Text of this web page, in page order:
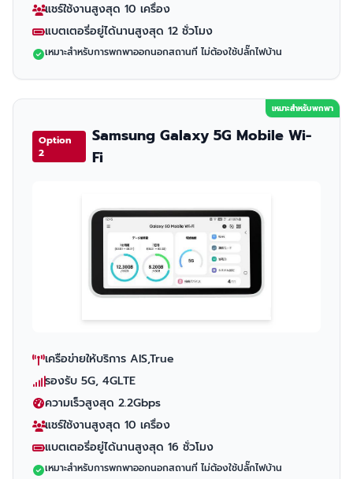
แชร์ใช้งานสูงสุด 10 เครื่อง
แบตเตอรี่อยู่ได้นานสูงสุด 12 ชั่วโมง
เหมาะสำหรับการพกพาออกนอกสถานที่ ไม่ต้องใช้ปลั๊กไฟบ้าน
เหมาะสำหรับพกพา
Option
2
Samsung Galaxy 5G Mobile Wi-
Fi
เครือข่ายให้บริการ AIS,True
รองรับ 5G, 4GLTE
ความเร็วสูงสุด 2.2Gbps
แชร์ใช้งานสูงสุด 10 เครื่อง
แบตเตอรี่อยู่ได้นานสูงสุด 16 ชั่วโมง
เหมาะสำหรับการพกพาออกนอกสถานที่ ไม่ต้องใช้ปลั๊กไฟบ้าน